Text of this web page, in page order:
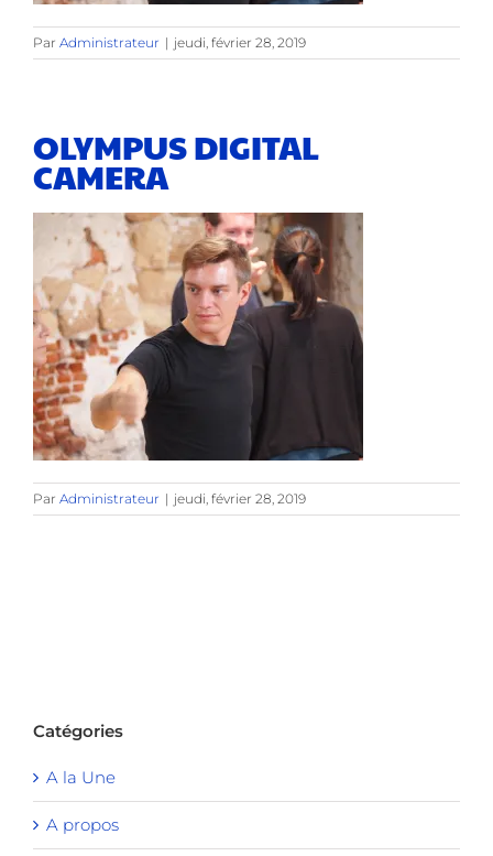
Par Administrateur | jeudi, février 28, 2019
OLYMPUS DIGITAL
CAMERA
Par Administrateur | jeudi, février 28, 2019
Catégories
A la Une
A propos